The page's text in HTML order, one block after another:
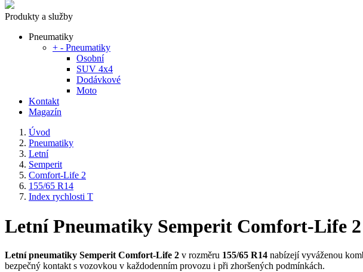
Produkty a služby
Pneumatiky
+ - Pneumatiky
Osobní
SUV 4x4
Dodávkové
Moto
Kontakt
Magazín
Úvod
Pneumatiky
Letní
Semperit
Comfort-Life 2
155/65 R14
Index rychlosti T
Letní Pneumatiky Semperit Comfort-Life
Letní pneumatiky Semperit Comfort-Life 2 v rozměru 155/65 R14 nabízejí vyváženou
bezpečný kontakt s vozovkou v každodenním provozu i při zhoršených podmínkách.